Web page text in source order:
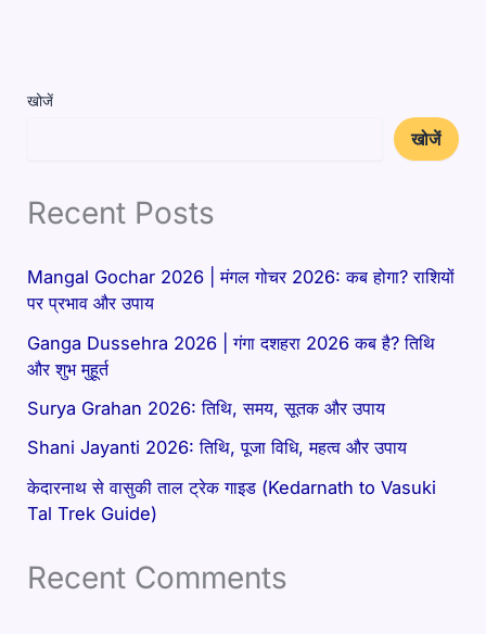
खोजें
खोजें
Recent Posts
Mangal Gochar 2026 | मंगल गोचर 2026: कब होगा? राशियों
पर प्रभाव और उपाय
Ganga Dussehra 2026 | गंगा दशहरा 2026 कब है? तिथि
और शुभ मुहूर्त
Surya Grahan 2026: तिथि, समय, सूतक और उपाय
Shani Jayanti 2026: तिथि, पूजा विधि, महत्व और उपाय
केदारनाथ से वासुकी ताल ट्रेक गाइड (Kedarnath to Vasuki
Tal Trek Guide)
Recent Comments